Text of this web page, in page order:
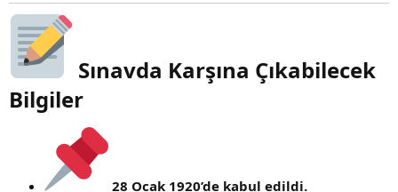
Sınavda Karşına Çıkabilecek
Bilgiler
28 Ocak 1920’de kabul edildi.